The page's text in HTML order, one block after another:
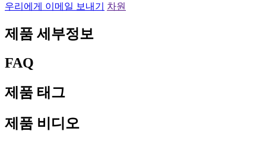
우리에게 이메일 보내기 차원
제품 세부정보
FAQ
제품 태그
제품 비디오